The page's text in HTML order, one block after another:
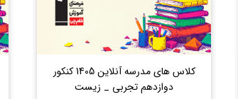
کلاس های مدرسه آنلاین 1405 کنکور
دوازدهم تجربی _ زیست